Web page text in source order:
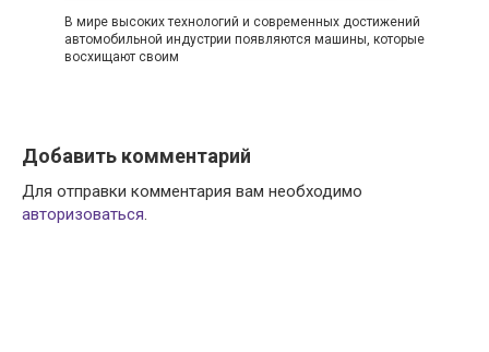
В мире высоких технологий и современных достижений
автомобильной индустрии появляются машины, которые
восхищают своим
Добавить комментарий
Для отправки комментария вам необходимо
авторизоваться